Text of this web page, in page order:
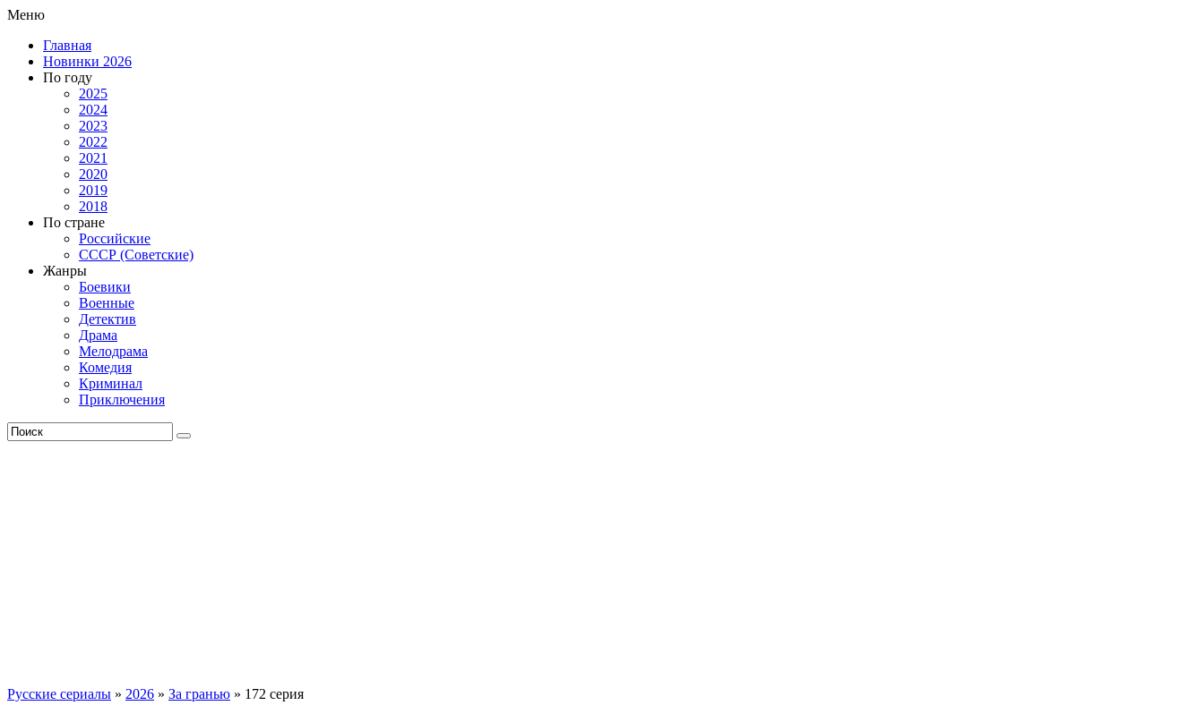
Меню
Главная
Новинки 2026
По году
2025
2024
2023
2022
2021
2020
2019
2018
По стране
Российские
СССР (Советские)
Жанры
Боевики
Военные
Детектив
Драма
Мелодрама
Комедия
Криминал
Приключения
Русские сериалы » 2026 » За гранью » 172 серия